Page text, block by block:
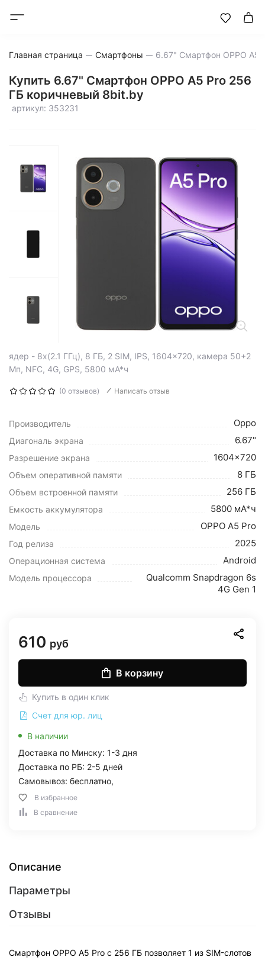
Главная страница Смартфоны
Купить 6.67" Смартфон OPPO A5 Pro 256
ГБ коричневый 8bit.by
артикул: 353231
ядер - 8x(2.1 ГГц), 8 ГБ, 2 SIM, IPS, 1604x720, камера 50+2
Мп, NFC, 4G, GPS, 5800 мА*ч
(0 отзывов) Написать отзыв
Производитель Oppo
Диагональ экрана 6.67"
Разрешение экрана 1604x720
Объем оперативной памяти 8 ГБ
Объем встроенной памяти 256 ГБ
Емкость аккумулятора 5800 мА*ч
Модель OPPO A5 Pro
Год релиза 2025
Операционная система Android
Модель процессора
Qualcomm Snapdragon 6s
4G Gen 1
610 руб
В корзину
Купить в один клик
Счет для юр. лиц
В наличии
Доставка по Минску: 1-3 дня
Доставка по РБ: 2-5 дней
Самовывоз: бесплатно,
В избранное
В сравнение
Описание
Параметры
Отзывы
Смартфон OPPO A5 Pro с 256 ГБ позволяет 1 из SIM-слотов